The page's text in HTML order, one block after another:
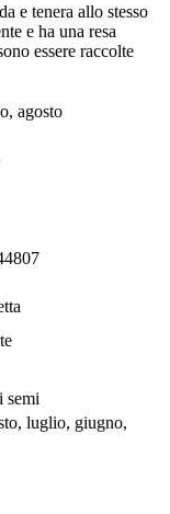
e tenera allo stesso
e ha una resa
essere raccolte
agosto
semi
luglio, giugno,